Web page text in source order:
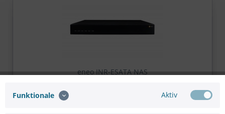
eneo INR-ESATA NAS
Funktionale Aktiv